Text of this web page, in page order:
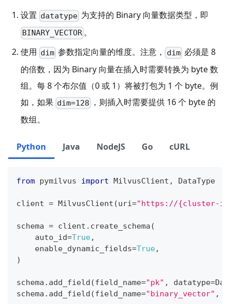
设置 datatype 为支持的 Binary 向量数据类型，即
BINARY_VECTOR 。
使用 dim 参数指定向量的维度。注意， dim必须是 8
的倍数，因为 Binary 向量在插入时需要转换为 byte 数
组。每 8 个布尔值（0 或 1）将被打包为 1 个 byte。例
如，如果 dim=128
，则插入时需要提供 16 个 byte 的
数组。
Python Java NodeJS Go cURL
from pymilvus import MilvusClient , DataType
client = MilvusClient (uri="https://{cluster-
schema = client . create_schema (
    auto_id
=True,
    enable_dynamic_fields
=True,
)
schema . add_field (field_name="pk" , datatype=
schema . add_field (field_name="binary_vector" ,